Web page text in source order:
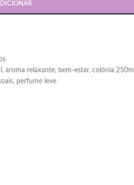
, aroma relaxante, bem-estar, colónia 250ml
, perfume leve